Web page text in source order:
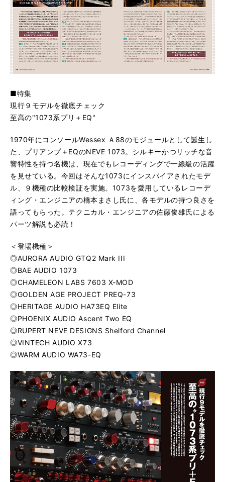
■特集
現行９モデルを徹底チェック
至高の"1073系プリ＋EQ"
1970年にコンソールWessex Ａ88のモジュールとして誕生し
た、プリアンプ＋EQのNEVE 1073。シルキーかつリッチな音
響特性を持つ名機は、現在でもレコーディングで一線級の活躍
を見せている。今回はそんな1073にインスパイアされたモデ
ル、９機種の比較検証を実施。1073を愛用しているレコーデ
ィング・エンジニアの橋本まさし氏に、各モデルの持つ良さを
語ってもらった。テクニカル・エンジニアの佐藤俊雄氏による
パーツ解説も必読！
＜登場機種＞
◎AURORA AUDIO GTQ2 Mark III
◎BAE AUDIO 1073
◎CHAMELEON LABS 7603 X-MOD
◎GOLDEN AGE PROJECT PREQ-73
◎HERITAGE AUDIO HA73EQ Elite
◎PHOENIX AUDIO Ascent Two EQ
◎RUPERT NEVE DESIGNS Shelford Channel
◎VINTECH AUDIO X73
◎WARM AUDIO WA73-EQ